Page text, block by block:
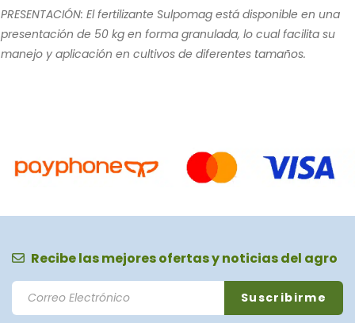
PRESENTACIÓN: El fertilizante Sulpomag está disponible en una
presentación de 50 kg en forma granulada, lo cual facilita su
manejo y aplicación en cultivos de diferentes tamaños.
Recibe las mejores ofertas y noticias del agro